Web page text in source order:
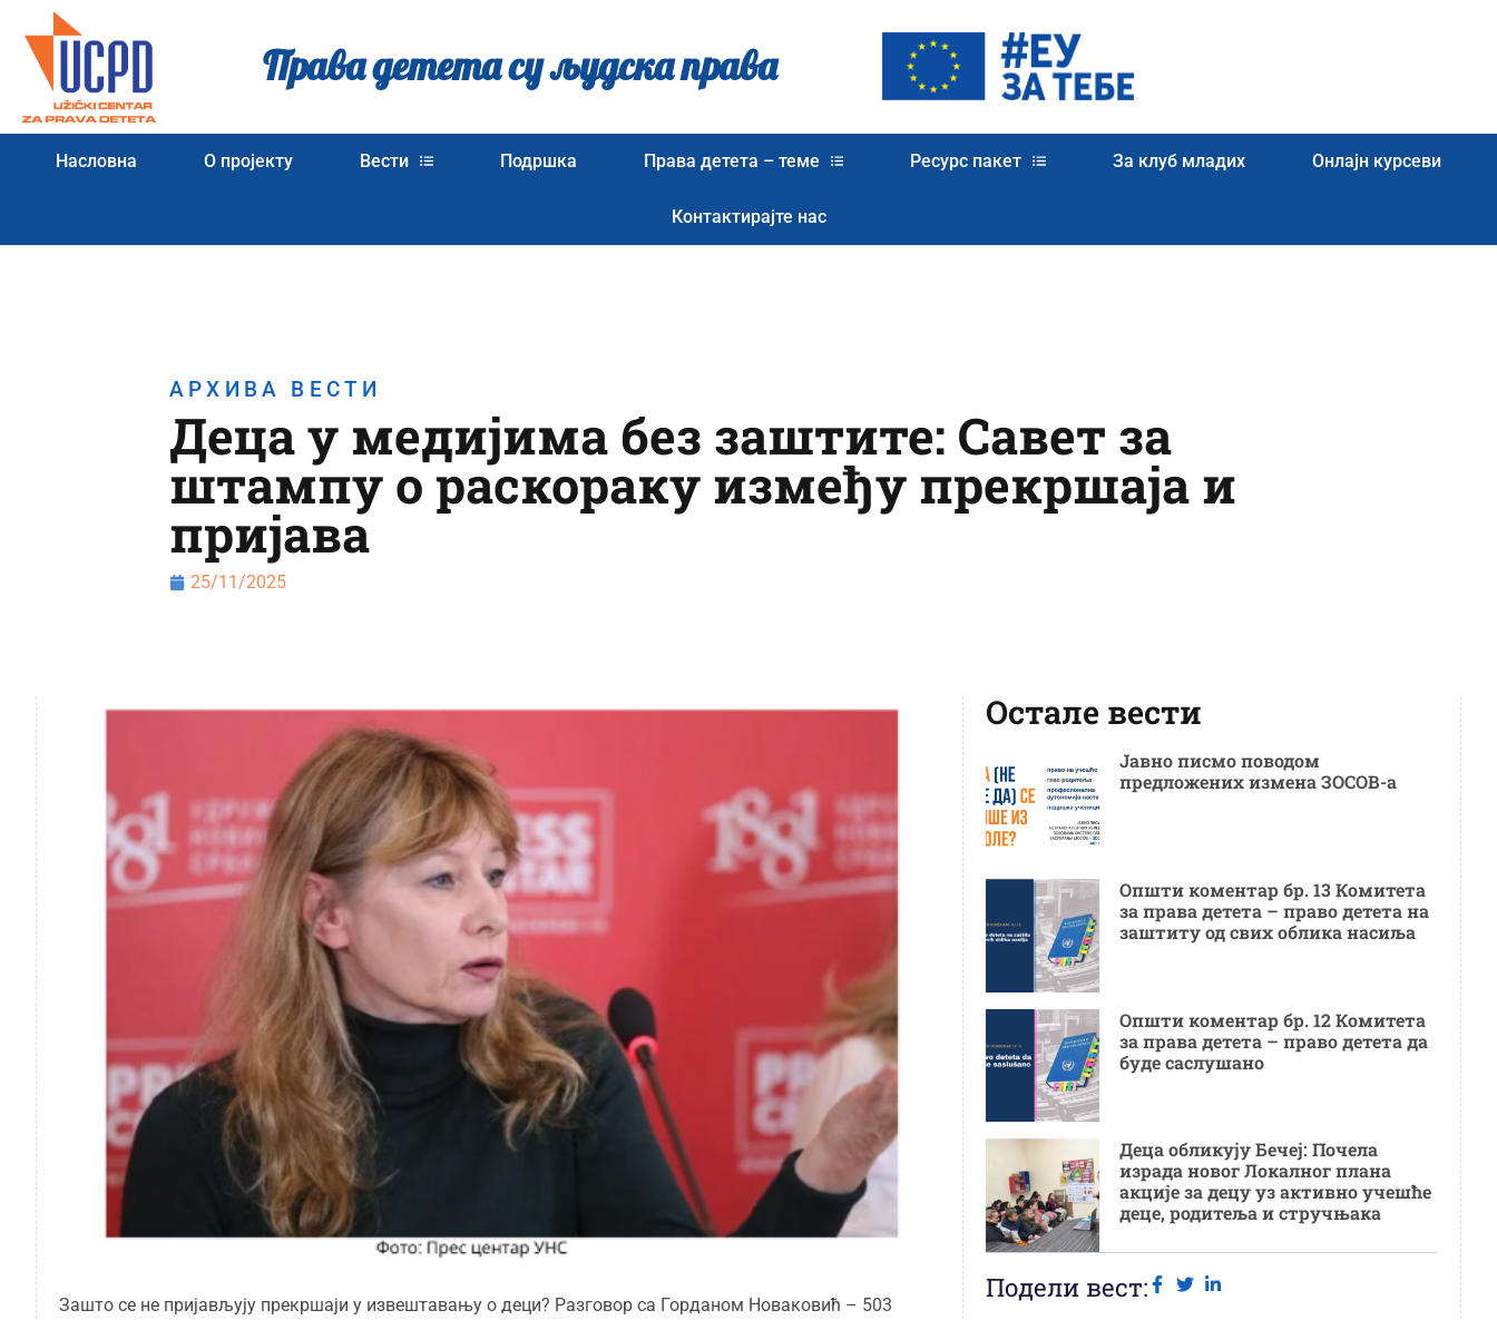
Права детета су људска права
Насловна О пројекту Вести Подршка Права детета – теме Ресурс пакет За клуб младих Онлајн курсеви
Контактирајте нас
АРХИВА ВЕСТИ
Деца у медијима без заштите: Савет за
штампу о раскораку између прекршаја и
пријава
25/11/2025
Зашто се не пријављују прекршаји у извештавању о деци? Разговор са Горданом Новаковић – 503
Остале вести
Јавно писмо поводом
предложених измена ЗОСОВ-а
Општи коментар бр. 13 Комитета
за права детета – право детета на
заштиту од свих облика насиља
Општи коментар бр. 12 Комитета
за права детета – право детета да
буде саслушано
Деца обликују Бечеј: Почела
израда новог Локалног плана
акције за децу уз активно учешће
деце, родитеља и стручњака
Подели вест: